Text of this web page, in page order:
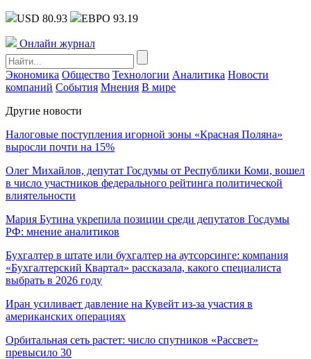
USD 80.93 ЕВРО 93.19
Онлайн журнал
Экономика Общество Технологии Аналитика Новости
компаний События Мнения В мире
Другие новости
Налоговые поступления игорной зоны «Красная Поляна»
выросли почти на 15%
Олег Михайлов, депутат Госдумы от Республики Коми, вошел
в число участников федерального рейтинга политической
влиятельности
Мария Бутина укрепила позиции среди депутатов Госдумы
РФ: мнение аналитиков
Бухгалтер в штате или бухгалтер на аутсорсинге: компания
«Бухгалтерский Квартал» рассказала, какого специалиста
выбрать в 2026 году
Иран усиливает давление на Кувейт из-за участия в
американских операциях
Орбитальная сеть растет: число спутников «Рассвет»
превысило 30